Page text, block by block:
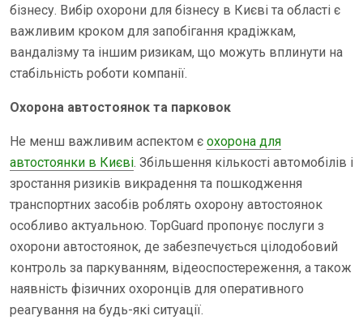
бізнесу. Вибір охорони для бізнесу в Києві та області є
важливим кроком для запобігання крадіжкам,
вандалізму та іншим ризикам, що можуть вплинути на
стабільність роботи компанії.
Охорона автостоянок та парковок
Не менш важливим аспектом є охорона для
автостоянки в Києві. Збільшення кількості автомобілів і
зростання ризиків викрадення та пошкодження
транспортних засобів роблять охорону автостоянок
особливо актуальною. TopGuard пропонує послуги з
охорони автостоянок, де забезпечується цілодобовий
контроль за паркуванням, відеоспостереження, а також
наявність фізичних охоронців для оперативного
реагування на будь-які ситуації.